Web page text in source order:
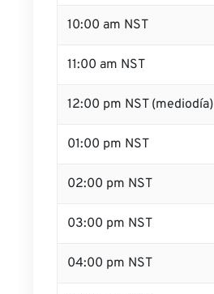
10:00 am NST
11:00 am NST
12:00 pm NST (mediodía)
01:00 pm NST
02:00 pm NST
03:00 pm NST
04:00 pm NST